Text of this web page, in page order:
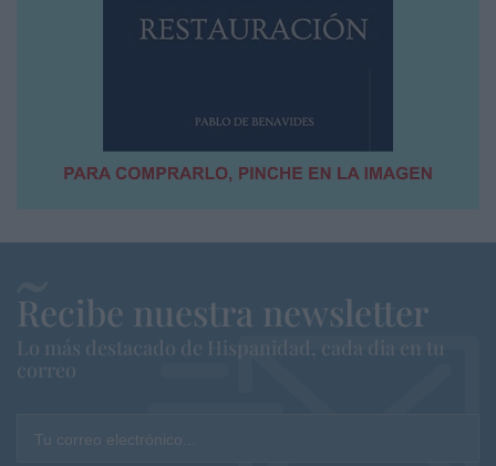
Recibe nuestra newsletter
Lo más destacado de Hispanidad, cada dia en tu
correo
Tu correo electrónico...